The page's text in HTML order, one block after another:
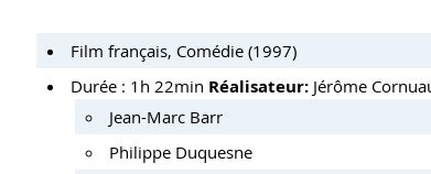
Film français, Comédie (1997)
Durée : 1h 22min Réalisateur: Jérôme
Jean-Marc Barr
Philippe Duquesne